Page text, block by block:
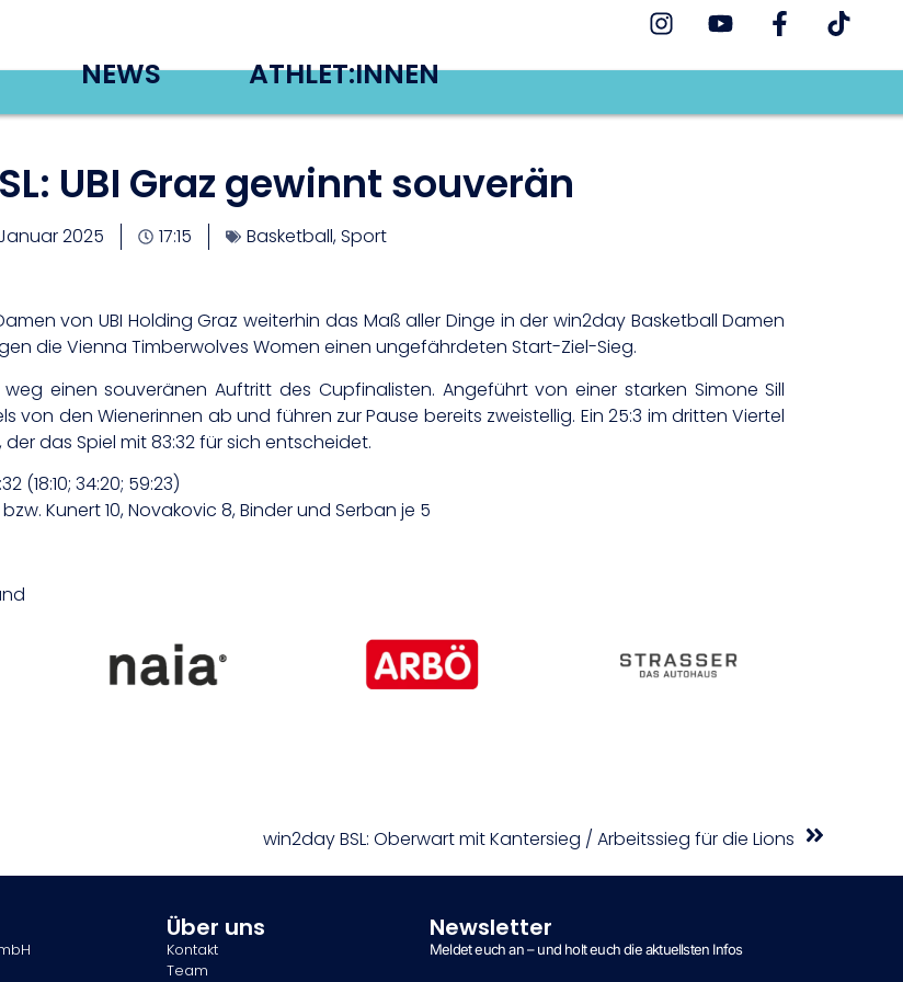
NEWS ATHLET:INNEN
UBI Graz gewinnt souverän
2025 17:15 Basketball,Sport
von UBI Holding Graz weiterhin das Maß aller Dinge in der win2day Basketball Damen
die Vienna Timberwolves Women einen ungefährdeten Start-Ziel-Sieg.
einen souveränen Auftritt des Cupfinalisten. Angeführt von einer starken Simone Sill
von den Wienerinnen ab und führen zur Pause bereits zweistellig. Ein 25:3 im dritten Viertel
das Spiel mit 83:32 für sich entscheidet.
(18:10; 34:20; 59:23)
Kunert 10, Novakovic 8, Binder und Serban je 5
win2day BSL: Oberwart mit Kantersieg / Arbeitssieg für die Lions
Über uns
Kontakt
Team
Newsletter
Meldet euch an – und holt euch die aktuellsten Infos